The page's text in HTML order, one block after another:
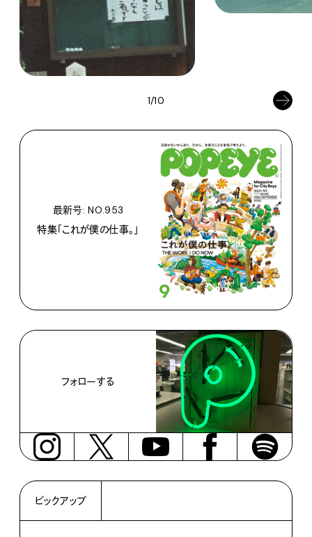
1/10
最新号: NO.953
特集「これが僕の仕事。」
フォローする
ピックアップ